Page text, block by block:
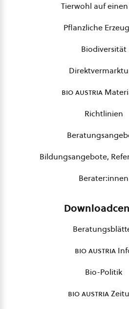
Tierwohl auf
Pflanzliche
Biodiversität
bio austria
Richtlinien
Bildungsangebote,
Berater:innen
bio austria
Bio-Politik
bio austria